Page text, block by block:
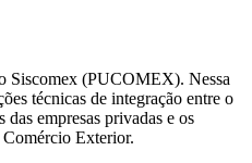
Siscomex (PUCOMEX). Nessa
técnicas de integração entre o
empresas privadas e os
Comércio Exterior.